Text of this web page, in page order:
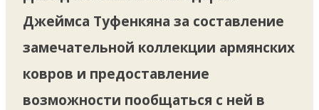
Джеймса Туфенкяна за составление
замечательной коллекции армянских
ковров и предоставление
возможности пообщаться с ней в